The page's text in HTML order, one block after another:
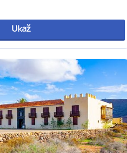
Ukaž